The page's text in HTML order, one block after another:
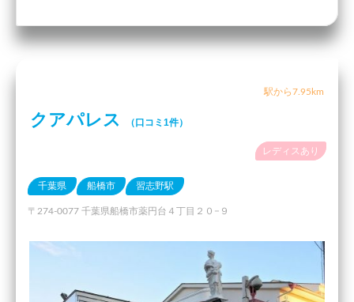
駅から7.95km
クアパレス （口コミ1件）
レディスあり
千葉県 船橋市 習志野駅
〒274-0077 千葉県船橋市薬円台４丁目２０−９